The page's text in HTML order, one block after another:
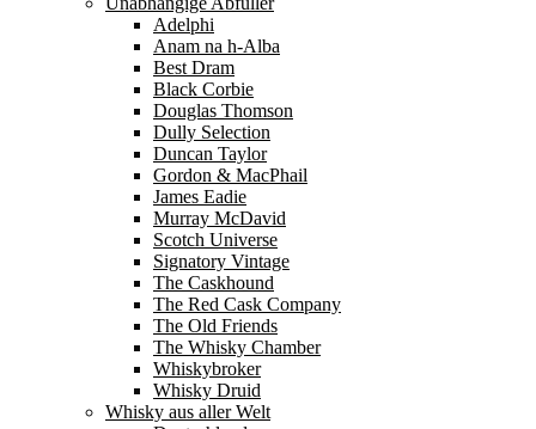
Adelphi
Anam na h-Alba
Best Dram
Black Corbie
Douglas Thomson
Dully Selection
Duncan Taylor
Gordon & MacPhail
James Eadie
Murray McDavid
Scotch Universe
Signatory Vintage
The Caskhound
The Red Cask Company
The Old Friends
The Whisky Chamber
Whiskybroker
Whisky Druid
Whisky aus aller Welt